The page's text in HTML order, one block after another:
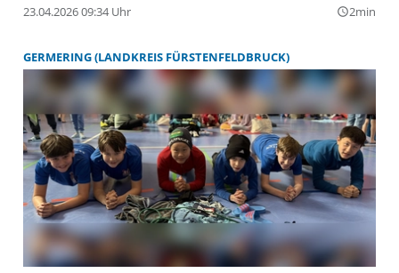
23.04.2026 09:34 Uhr query_builder2min
GERMERING (LANDKREIS FÜRSTENFELDBRUCK)